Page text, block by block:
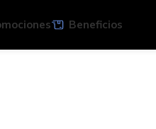
Beneficios